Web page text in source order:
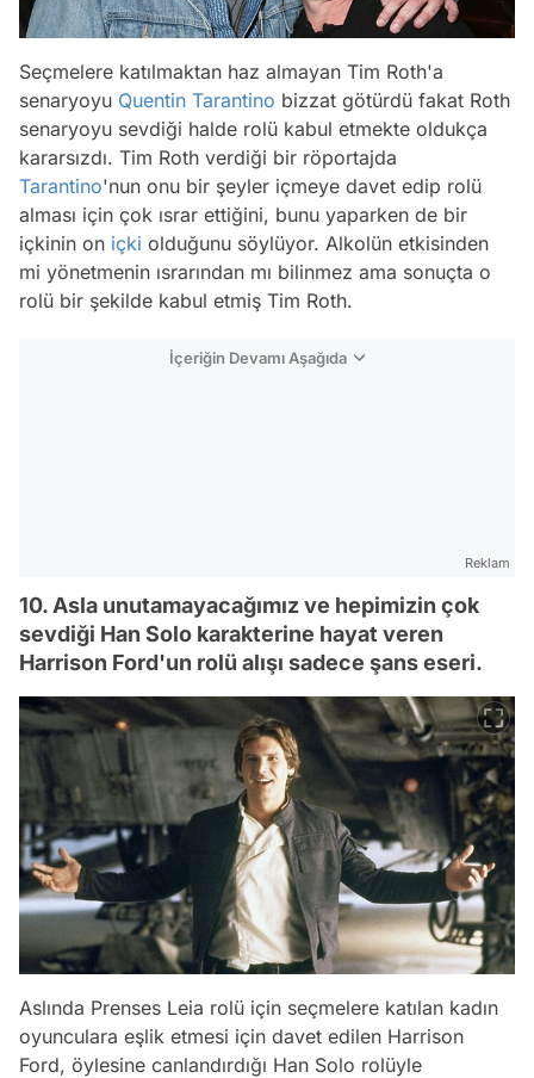
Seçmelere katılmaktan haz almayan Tim Roth'a
senaryoyu Quentin Tarantino bizzat götürdü fakat Roth
senaryoyu sevdiği halde rolü kabul etmekte oldukça
kararsızdı. Tim Roth verdiği bir röportajda
Tarantino'nun onu bir şeyler içmeye davet edip rolü
alması için çok ısrar ettiğini, bunu yaparken de bir
içkinin on içki olduğunu söylüyor. Alkolün etkisinden
mi yönetmenin ısrarından mı bilinmez ama sonuçta o
rolü bir şekilde kabul etmiş Tim Roth.
İçeriğin Devamı Aşağıda
Reklam
10. Asla unutamayacağımız ve hepimizin çok
sevdiği Han Solo karakterine hayat veren
Harrison Ford'un rolü alışı sadece şans eseri.
Aslında Prenses Leia rolü için seçmelere katılan kadın
oyunculara eşlik etmesi için davet edilen Harrison
Ford, öylesine canlandırdığı Han Solo rolüyle